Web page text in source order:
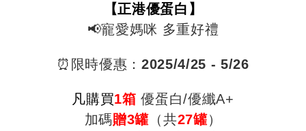
【正港優蛋白】
📢寵愛媽咪 多重好禮
⏰限時優惠：2025/4/25 - 5/26
凡購買1箱 優蛋白/優纖A+
加碼贈3罐 （共27罐）